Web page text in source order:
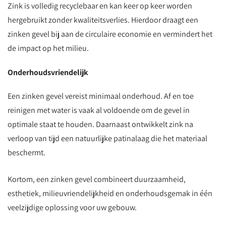
Zink is volledig recyclebaar en kan keer op keer worden
hergebruikt zonder kwaliteitsverlies. Hierdoor draagt een
zinken gevel bij aan de circulaire economie en vermindert het
de impact op het milieu.
Onderhoudsvriendelijk
Een zinken gevel vereist minimaal onderhoud. Af en toe
reinigen met water is vaak al voldoende om de gevel in
optimale staat te houden. Daarnaast ontwikkelt zink na
verloop van tijd een natuurlijke patinalaag die het materiaal
beschermt.
Kortom, een zinken gevel combineert duurzaamheid,
esthetiek, milieuvriendelijkheid en onderhoudsgemak in één
veelzijdige oplossing voor uw gebouw.